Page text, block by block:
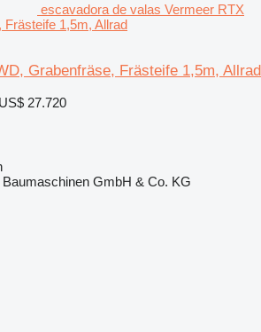
escavadora de valas Vermeer RTX
1,5m, Allrad
Grabenfräse, Frästeife 1,5m, Allrad
27.720
GmbH & Co. KG